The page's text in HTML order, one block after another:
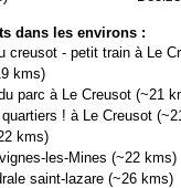
dans les environs :
creusot - petit train à Le
kms)
parc à Le Creusot (~21
! à Le Creusot
kms)
les-Mines (~22 kms)
saint-lazare (~26 kms)